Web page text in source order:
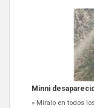
Minni
» Míralo en todos